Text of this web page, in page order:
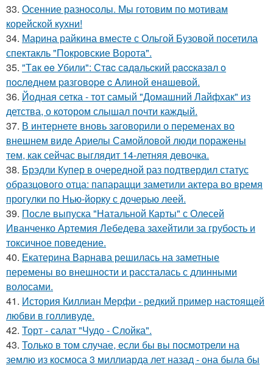
33. Осенние разносолы. Мы готовим по мотивам
корейской кухни!
34. Марина райкина вместе с Ольгой Бузовой посетила
спектакль "Покровские Ворота".
35. "Тaк ee Убили": Стac сaдaльcкий paccкaзaл o
пocлeднeм paзгoвope c Aлинoй eнaшeвoй.
36. Йодная сетка - тот самый "Домашний Лайфхак" из
детства, о котором слышал почти каждый.
37. В интернете вновь заговорили о переменах во
внешнем виде Ариелы Самойловой люди поражены
тем, как сейчас выглядит 14-летняя девочка.
38. Брэдли Купер в очередной раз подтвердил статус
образцового отца: папарацци заметили актера во время
прогулки по Нью-йорку с дочерью леей.
39. После выпуска "Натальной Карты" с Олесей
Иванченко Артемия Лебедева захейтили за грубость и
токсичное поведение.
40. Екатерина Варнава решилась на заметные
перемены во внешности и рассталась с длинными
волосами.
41. История Киллиан Мерфи - редкий пример настоящей
любви в голливуде.
42. Торт - салат "Чудо - Слойка".
43. Только в том случае, если бы вы посмотрели на
землю из космоса 3 миллиарда лет назад - она была бы